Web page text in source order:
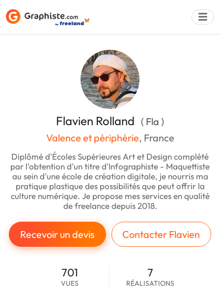
Flavien Rolland ( Fla )
Valence et périphérie, France
Diplômé d'Écoles Supérieures Art et Design complété
par l'obtention d'un titre d'Infographiste - Maquettiste
au sein d'une école de création digitale, je nourris ma
pratique plastique des possibilités que peut offrir la
culture numérique. Je propose mes services en qualité
de freelance depuis 2018.
Recevoir un devis Contacter Flavien
701
VUES
7
RÉALISATIONS